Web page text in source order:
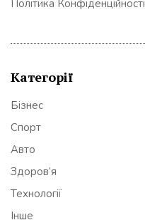
Політика Конфіденційності
Категорії
Бізнес
Спорт
Авто
Здоров’я
Технології
Інше